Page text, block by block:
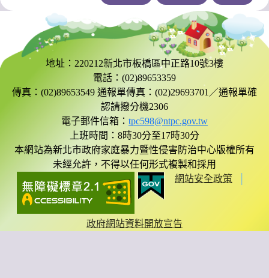
地址：220212新北市板橋區中正路10號3樓
電話：(02)89653359
傳真：(02)89653549 通報單傳真：(02)29693701／通報單確
認請撥分機2306
電子郵件信箱： tpc598@ntpc.gov.tw
上班時間：8時30分至17時30分
本網站為新北市政府家庭暴力暨性侵害防治中心版權所有
未經允許，不得以任何形式複製和採用
網站安全政策
政府網站資料開放宣告